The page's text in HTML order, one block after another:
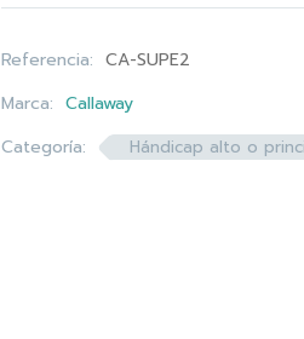
Referencia: CA-SUPE2
Marca: Callaway
Categoría:
Hándicap alto o